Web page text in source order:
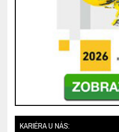
KARIÉRA U NÁS: